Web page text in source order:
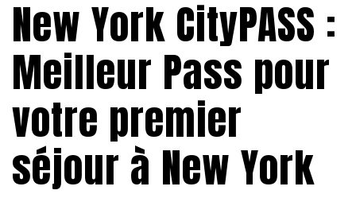
New York CityPASS :
Meilleur Pass pour
votre premier
séjour à New York